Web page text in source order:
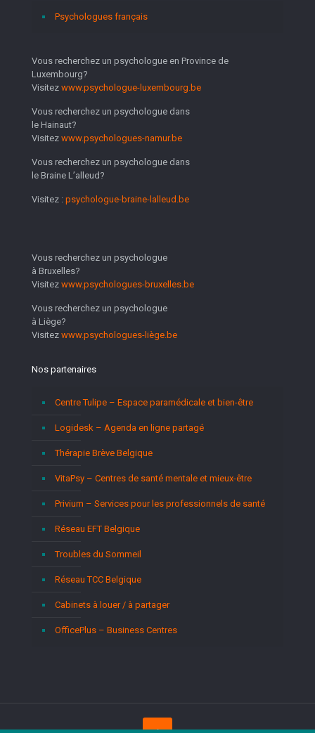
Psychologues français
Vous recherchez un psychologue en Province de
Luxembourg?
Visitez www.psychologue-luxembourg.be
Vous recherchez un psychologue dans
le Hainaut?
Visitez www.psychologues-namur.be
Vous recherchez un psychologue dans
le Braine L’alleud?
Visitez : psychologue-braine-lalleud.be
Vous recherchez un psychologue
à Bruxelles?
Visitez www.psychologues-bruxelles.be
Vous recherchez un psychologue
à Liège?
Visitez www.psychologues-liège.be
Nos partenaires
Centre Tulipe – Espace paramédicale et bien-être
Logidesk – Agenda en ligne partagé
Thérapie Brève Belgique
VitaPsy – Centres de santé mentale et mieux-être
Privium – Services pour les professionnels de santé
Réseau EFT Belgique
Troubles du Sommeil
Réseau TCC Belgique
Cabinets à louer / à partager
OfficePlus – Business Centres